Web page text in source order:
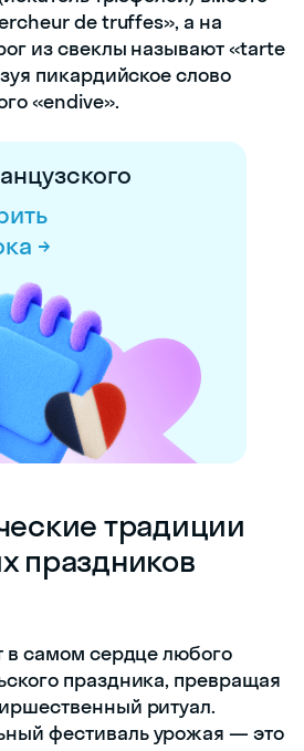
de truffes», а на
из свеклы называют «tarte
пикардийское слово
«endive».
→
традиции
праздников
в самом сердце любого
праздника, превращая
ритуал.
фестиваль урожая — это